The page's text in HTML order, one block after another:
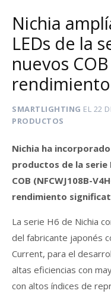
Nichia
LEDs de la
nuevos
rendimiento
SMARTLIGHTING EL 22
PRODUCTOS
Nichia ha
productos de la serie
COB (NFCWJ108B-
rendimiento
La serie H6 de Nichia
del fabricante japonés
Current, para el
altas eficiencias con
con altos índices de